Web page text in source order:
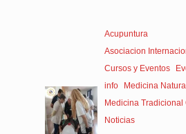
Acupuntura
Asociacion
Cursos y Eventos
info
Medicina Natural
Medicina Tradicional
Noticias